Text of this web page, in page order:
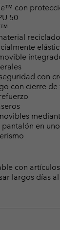
con
50
reciclado
con
con cierre de
en
con
largos días